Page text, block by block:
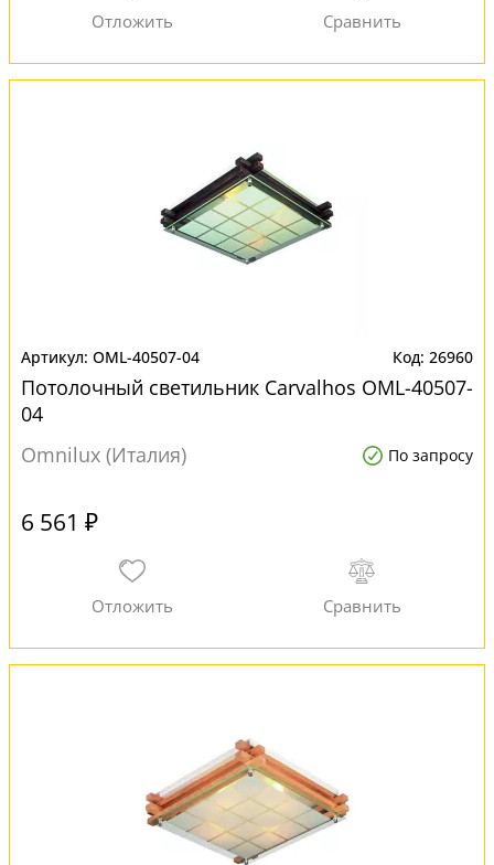
OML-40507-04 26960
Потолочный светильник Carvalhos OML-40507-
04
Omnilux (Италия)
По запросу
6 561 ₽